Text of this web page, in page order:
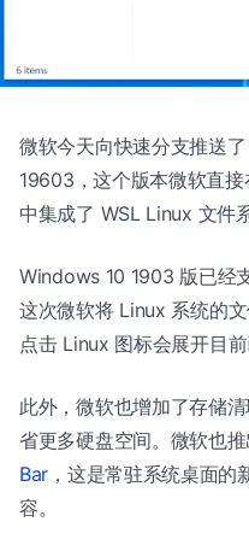
微软今天向快速分支推送
19603，这个版本微软直
中集成了 WSL Linux 文件系
Windows 10 1903 版已经
这次微软将 Linux 系统的
点击 Linux 图标会展开目
此外，微软也增加了存储
省更多硬盘空间。微软也推
Bar ，这是常驻系统桌面
容。